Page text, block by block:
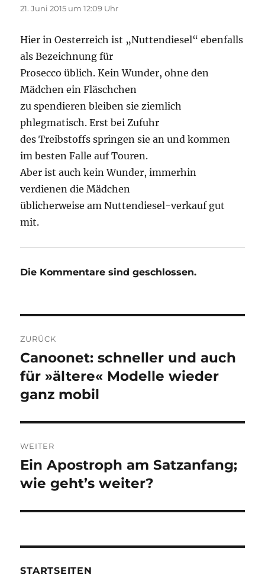
21. Juni 2015 um 12:09 Uhr
Hier in Oesterreich ist „Nuttendiesel“ ebenfalls
als Bezeichnung für
Prosecco üblich. Kein Wunder, ohne den
Mädchen ein Fläschchen
zu spendieren bleiben sie ziemlich
phlegmatisch. Erst bei Zufuhr
des Treibstoffs springen sie an und kommen
im besten Falle auf Touren.
Aber ist auch kein Wunder, immerhin
verdienen die Mädchen
üblicherweise am Nuttendiesel-verkauf gut
mit.
Die Kommentare sind geschlossen.
ZURÜCK
Vorheriger
Beitrag:
Canoonet: schneller und auch
für »ältere« Modelle wieder
ganz mobil
WEITER
Nächster
Beitrag:
Ein Apostroph am Satzanfang;
wie geht’s weiter?
STARTSEITEN